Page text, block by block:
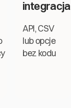
integracja
API, CSV
lub opcje
bez kodu